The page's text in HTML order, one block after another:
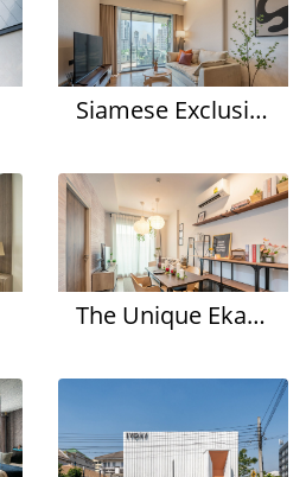
Siamese Exclusive 31
The Unique Ekamai-Ramintra